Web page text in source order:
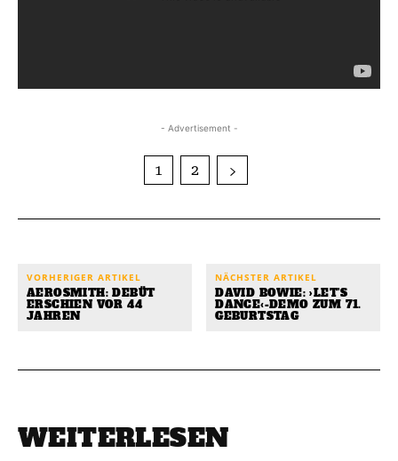
- Advertisement -
1 2
VORHERIGER ARTIKEL
AEROSMITH: DEBÜT
ERSCHIEN VOR 44
JAHREN
NÄCHSTER ARTIKEL
DAVID BOWIE: ›LET’S
DANCE‹-DEMO ZUM 71.
GEBURTSTAG
WEITERLESEN